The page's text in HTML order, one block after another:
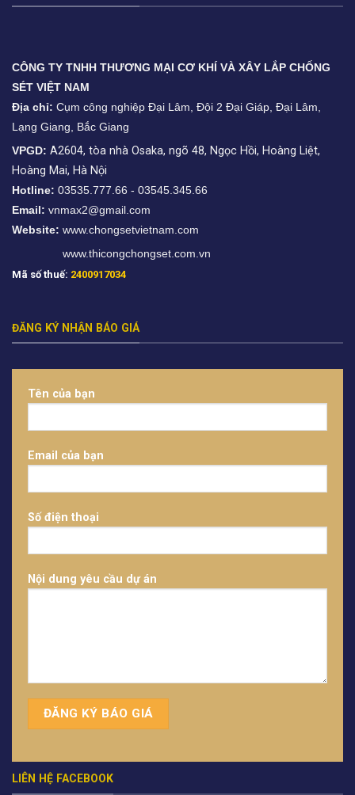
CÔNG TY TNHH THƯƠNG MẠI CƠ KHÍ VÀ XÂY LẮP CHỐNG
SÉT VIỆT NAM
Địa chỉ: Cụm công nghiệp Đại Lâm, Đội 2 Đại Giáp, Đại Lâm,
Lạng Giang, Bắc Giang
VPGD: A2604, tòa nhà Osaka, ngõ 48, Ngọc Hồi, Hoàng Liệt,
Hoàng Mai, Hà Nội
Hotline: 03535.777.66 - 03545.345.66
Email: vnmax2@gmail.com
Website: www.chongsetvietnam.com
www.thicongchongset.com.vn
Mã số thuế: 2400917034
ĐĂNG KÝ NHẬN BÁO GIÁ
Tên của bạn
Email của bạn
Số điện thoại
Nội dung yêu cầu dự án
LIÊN HỆ FACEBOOK